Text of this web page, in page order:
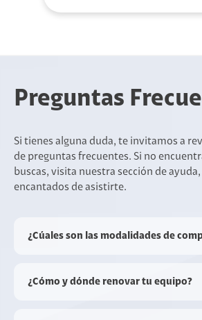
Preguntas
Si tienes alguna duda, te invitamos a
de preguntas frecuentes. Si no
buscas, visita nuestra sección de
encantados de asistirte.
¿Cúales son las modalidades de
¿Cómo y dónde renovar tu equipo?